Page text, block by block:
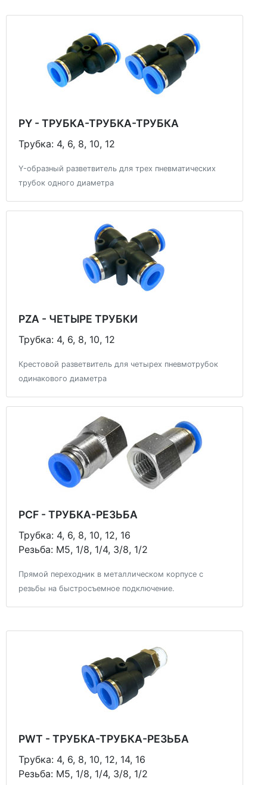
PY - ТРУБКА-ТРУБКА-ТРУБКА
Трубка: 4, 6, 8, 10, 12
Y-образный разветвитель для трех пневматических
трубок одного диаметра
PZA - ЧЕТЫРЕ ТРУБКИ
Трубка: 4, 6, 8, 10, 12
Крестовой разветвитель для четырех пневмотрубок
одинакового диаметра
PCF - ТРУБКА-РЕЗЬБА
Трубка: 4, 6, 8, 10, 12, 16
Резьба: М5, 1/8, 1/4, 3/8, 1/2
Прямой переходник в металлическом корпусе с
резьбы на быстросъемное подключение.
PWT - ТРУБКА-ТРУБКА-РЕЗЬБА
Трубка: 4, 6, 8, 10, 12, 14, 16
Резьба: М5, 1/8, 1/4, 3/8, 1/2